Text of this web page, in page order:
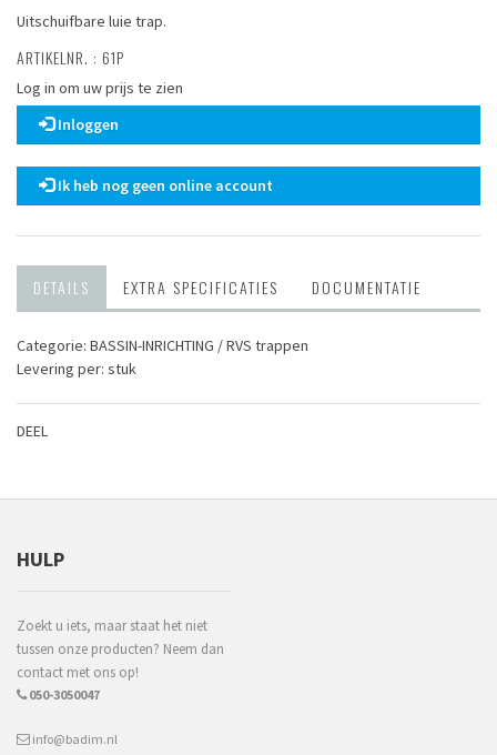
Uitschuifbare luie trap.
ARTIKELNR. : 61P
Log in om uw prijs te zien
Inloggen
Ik heb nog geen online account
DETAILS EXTRA SPECIFICATIES DOCUMENTATIE
Categorie: BASSIN-INRICHTING / RVS trappen
Levering per: stuk
DEEL
HULP
Zoekt u iets, maar staat het niet
tussen onze producten? Neem dan
contact met ons op!
050-3050047
info@badim.nl